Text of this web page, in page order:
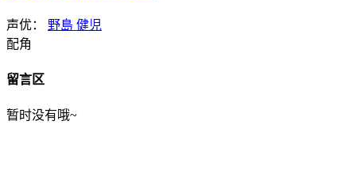
声优： 野島 健児
配角
留言区
暂时没有哦~